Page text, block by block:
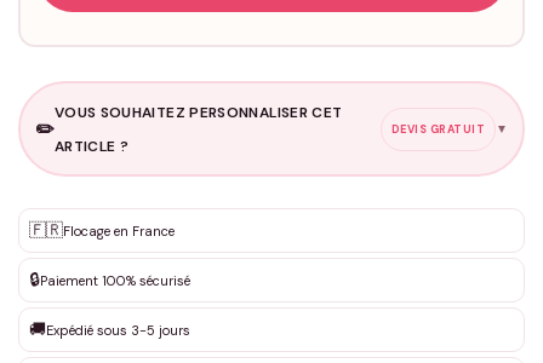
✏️
VOUS SOUHAITEZ PERSONNALISER CET
ARTICLE ?
DEVIS GRATUIT ▼
✨ Personnalisation sur mesure
DEVIS GRATUIT · Personnalisation de 3 à 10€ selon la demande
Que souhaitez-vous ?*
🇫🇷Flocage en France
🔒Paiement 100% sécurisé
🚚Expédié sous 3-5 jours